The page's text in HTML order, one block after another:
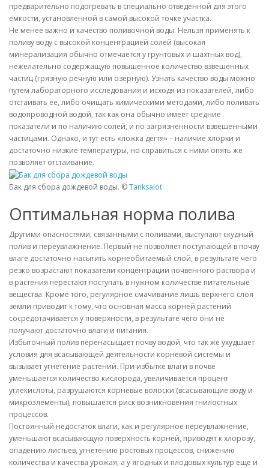
предварительно подогревать в специально отведенной для этого
емкости, установленной в самой высокой точке участка.
Не менее важно и качество поливочной воды. Нельзя применять к
поливу воду с высокой концентрацией солей (высокая
минерализация обычно отмечается у грунтовых и шахтных вод),
нежелательно содержащую повышенное количество взвешенных
частиц (грязную речную или озерную). Узнать качество воды можно
путем лабораторного исследования и исходя из показателей, либо
отстаивать ее, либо очищать химическими методами, либо поливать
водопроводной водой, так как она обычно имеет средние
показатели и по наличию солей, и по загрязненности взвешенными
частицами. Однако, и тут есть «ложка дегтя» – наличие хлорки и
достаточно низкие температуры, но справиться с ними опять же
позволяет отстаивание.
Бак для сбора дождевой воды. ©Tanksalot
Оптимальная норма полива
Другими опасностями, связанными с поливами, выступают скудный
полив и переувлажнение. Первый не позволяет поступающей в почву
влаге достаточно насытить корнеобитаемый слой, в результате чего
резко возрастают показатели концентрации почвенного раствора и
в растения перестают поступать в нужном количестве питательные
вещества. Кроме того, регулярное смачивание лишь верхнего слоя
земли приводит к тому, что основная масса корней растений
сосредотачивается у поверхности, в результате чего они не
получают достаточно влаги и питания.
Избыточный полив перенасыщает почву водой, что так же ухудшает
условия для всасывающей деятельности корневой системы и
вызывает угнетение растений. При избытке влаги в почве
уменьшается количество кислорода, увеличивается процент
углекислоты, разрушаются корневые волоски (всасывающие воду и
микроэлементы), повышается риск возникновения гнилостных
процессов.
Постоянный недостаток влаги, как и регулярное переувлажнение,
уменьшают всасывающую поверхность корней, приводят к хлорозу,
опадению листьев, угнетению ростовых процессов, снижению
количества и качества урожая, а у ягодных и плодовых культур еще и